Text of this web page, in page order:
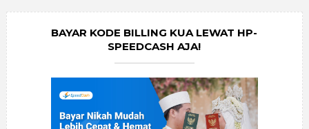
BAYAR KODE BILLING KUA LEWAT HP-
SPEEDCASH AJA!